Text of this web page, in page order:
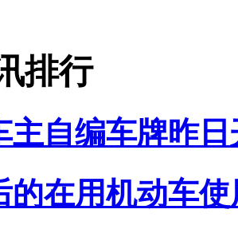
排行
主自编车牌昨
的在用机动车